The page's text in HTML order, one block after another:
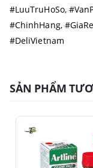
#LuuTruHoSo,
#ChinhHang,
#DeliVietnam
SẢN PHẨM